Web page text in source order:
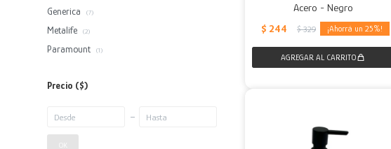
Acero - Negro
$ 244 $ 329 25
Generica (7)
Metalife (2)
Paramount (1)
Precio ($)